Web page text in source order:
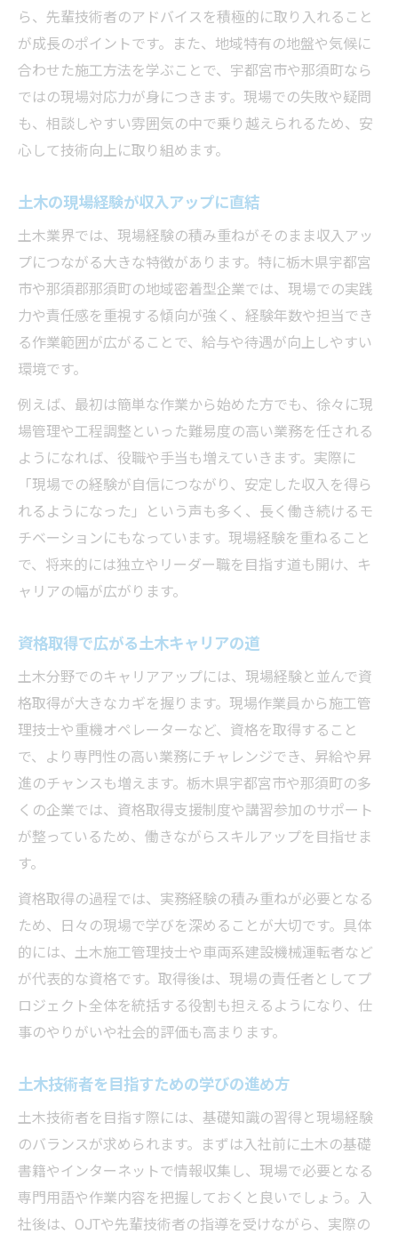
ら、先輩技術者のアドバイスを積極的に取り入れること
が成長のポイントです。また、地域特有の地盤や気候に
合わせた施工方法を学ぶことで、宇都宮市や那須町なら
ではの現場対応力が身につきます。現場での失敗や疑問
も、相談しやすい雰囲気の中で乗り越えられるため、安
心して技術向上に取り組めます。
土木の現場経験が収入アップに直結
土木業界では、現場経験の積み重ねがそのまま収入アッ
プにつながる大きな特徴があります。特に栃木県宇都宮
市や那須郡那須町の地域密着型企業では、現場での実践
力や責任感を重視する傾向が強く、経験年数や担当でき
る作業範囲が広がることで、給与や待遇が向上しやすい
環境です。
例えば、最初は簡単な作業から始めた方でも、徐々に現
場管理や工程調整といった難易度の高い業務を任される
ようになれば、役職や手当も増えていきます。実際に
「現場での経験が自信につながり、安定した収入を得ら
れるようになった」という声も多く、長く働き続けるモ
チベーションにもなっています。現場経験を重ねること
で、将来的には独立やリーダー職を目指す道も開け、キ
ャリアの幅が広がります。
資格取得で広がる土木キャリアの道
土木分野でのキャリアアップには、現場経験と並んで資
格取得が大きなカギを握ります。現場作業員から施工管
理技士や重機オペレーターなど、資格を取得すること
で、より専門性の高い業務にチャレンジでき、昇給や昇
進のチャンスも増えます。栃木県宇都宮市や那須町の多
くの企業では、資格取得支援制度や講習参加のサポート
が整っているため、働きながらスキルアップを目指せま
す。
資格取得の過程では、実務経験の積み重ねが必要となる
ため、日々の現場で学びを深めることが大切です。具体
的には、土木施工管理技士や車両系建設機械運転者など
が代表的な資格です。取得後は、現場の責任者としてプ
ロジェクト全体を統括する役割も担えるようになり、仕
事のやりがいや社会的評価も高まります。
土木技術者を目指すための学びの進め方
土木技術者を目指す際には、基礎知識の習得と現場経験
のバランスが求められます。まずは入社前に土木の基礎
書籍やインターネットで情報収集し、現場で必要となる
専門用語や作業内容を把握しておくと良いでしょう。入
社後は、OJTや先輩技術者の指導を受けながら、実際の